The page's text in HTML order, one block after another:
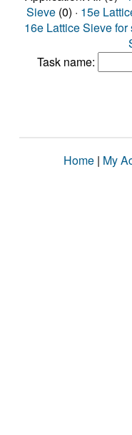
Sieve (0) · 15e
16e Lattice Sieve
Task name:
Home | My